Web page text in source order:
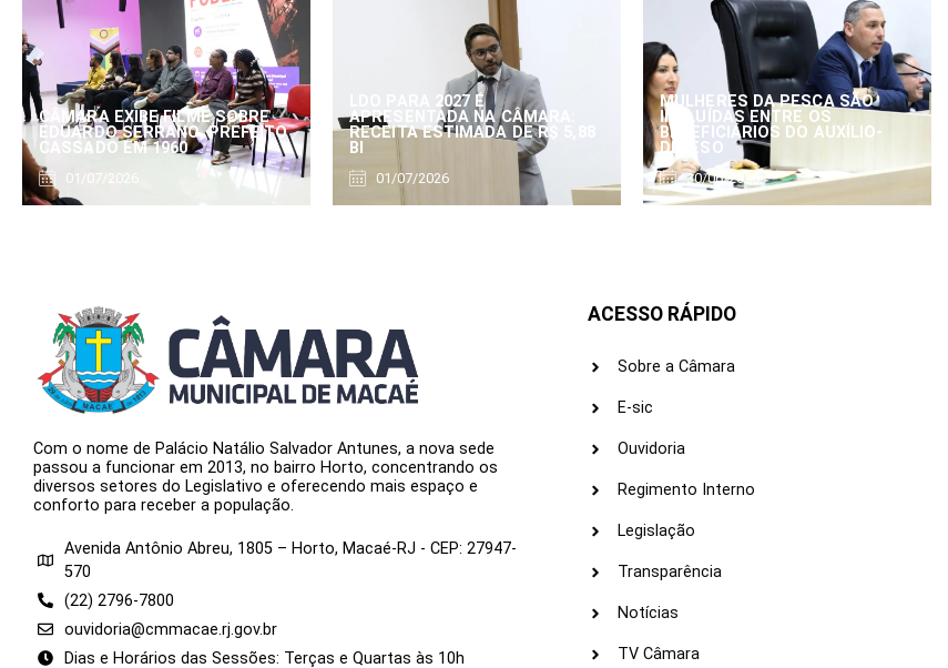
CÂMARA EXIBE FILME SOBRE
EDUARDO SERRANO, PREFEITO
CASSADO EM 1960
01/07/2026
LDO PARA 2027 É
APRESENTADA NA CÂMARA:
RECEITA ESTIMADA DE R$ 5,88
BI
01/07/2026
MULHERES DA PESCA SÃO
INCLUÍDAS ENTRE OS
BENEFICIÁRIOS DO AUXÍLIO-
DEFESO
30/06/2026
Com o nome de Palácio Natálio Salvador Antunes, a nova sede
passou a funcionar em 2013, no bairro Horto, concentrando os
diversos setores do Legislativo e oferecendo mais espaço e
conforto para receber a população.
Avenida Antônio Abreu, 1805 – Horto, Macaé-RJ - CEP: 27947-
570
(22) 2796-7800
ouvidoria@cmmacae.rj.gov.br
Dias e Horários das Sessões: Terças e Quartas às 10h
ACESSO RÁPIDO
Sobre a Câmara
E-sic
Ouvidoria
Regimento Interno
Legislação
Transparência
Notícias
TV Câmara